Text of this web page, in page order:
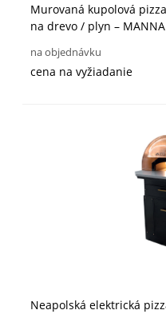
Murovaná kupolová
na drevo / plyn – MANNA
na objednávku
cena na vyžiadanie
Neapolská elektrická